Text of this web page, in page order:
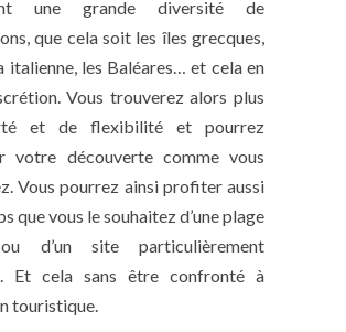
une grande diversité de
que cela soit les îles grecques,
italienne, les Baléares… et cela en
Vous trouverez alors plus
et de flexibilité et pourrez
votre découverte comme vous
Vous pourrez ainsi profiter aussi
que vous le souhaitez d’une plage
d’un site particulièrement
Et cela sans être confronté à
touristique.